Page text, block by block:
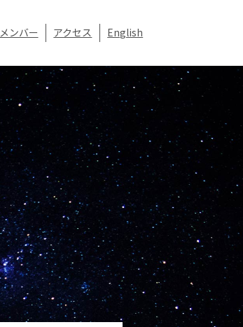
メンバー アクセス English